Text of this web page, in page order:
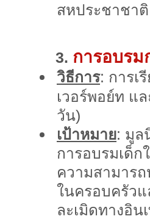
สหประชาชา
3. การอบรม
วิธีการ: การเ
เวอร์พอย์ท แ
วัน)
เป้าหมาย: มูล
การอบรมเด็ก
ความสามาร
ในครอบครัว
ละเมิดทางอิ